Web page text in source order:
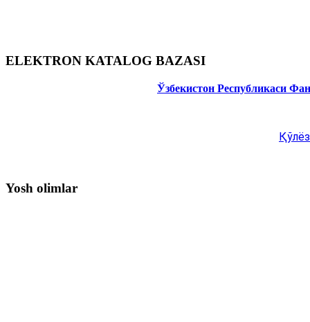
ELEKTRON KATALOG BAZASI
Ўзбекистон Республикаси
Yosh olimlar